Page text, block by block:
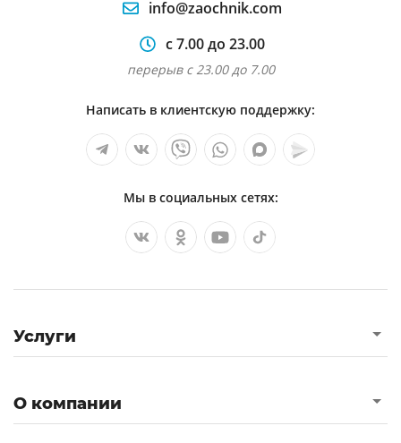
info@zaochnik.com
с 7.00 до 23.00
перерыв с 23.00 до 7.00
Написать в клиентскую поддержку:
Мы в социальных сетях:
Услуги
О компании